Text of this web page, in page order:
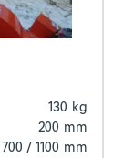
130 kg
200 mm
/ 1100 mm